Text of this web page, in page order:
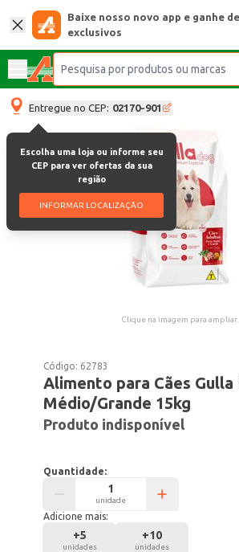
Baixe nosso novo app e ganhe
exclusivos
Entregue no CEP: 02170-901
Escolha uma loja ou informe seu
CEP para ver ofertas da sua
região
INFORMAR LOCALIZAÇÃO
Clique na imagem para ampliar.
Código: 62783
Alimento para Cães Gulla
Médio/Grande 15kg
Produto indisponível
Quantidade:
unidade
Adicione mais:
+5
unidades
+10
unidades